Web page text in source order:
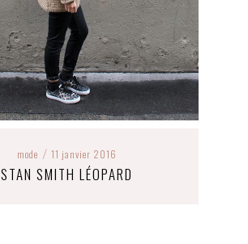
mode / 11 janvier 2016
STAN SMITH LÉOPARD